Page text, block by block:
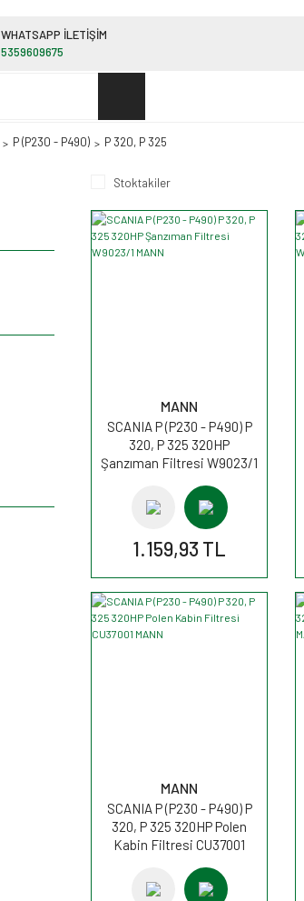
WHATSAPP İLETİŞİM
5359609675
P (P230 - P490) P 320, P 325
Stoktakiler
MANN
SCANIA P (P230 - P490) P
320, P 325 320HP
Şanzıman Filtresi W9023/1
1.159,93 TL
MANN
SCANIA P (P230 - P490) P
320, P 325 320HP Polen
Kabin Filtresi CU37001